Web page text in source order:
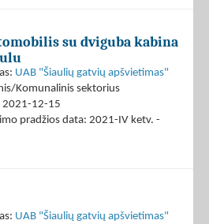
su dviguba kabina
UAB "Šiaulių gatvių apšvietimas"
Komunalinis sektorius
2021-12-15
pradžios data: 2021-IV ketv. -
UAB "Šiaulių gatvių apšvietimas"